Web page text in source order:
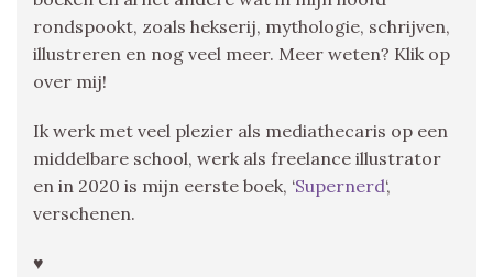
rondspookt, zoals hekserij, mythologie, schrijven,
illustreren en nog veel meer. Meer weten? Klik op
over mij!
Ik werk met veel plezier als mediathecaris op een
middelbare school, werk als freelance illustrator
en in 2020 is mijn eerste boek, ‘Supernerd‘,
verschenen.
♥